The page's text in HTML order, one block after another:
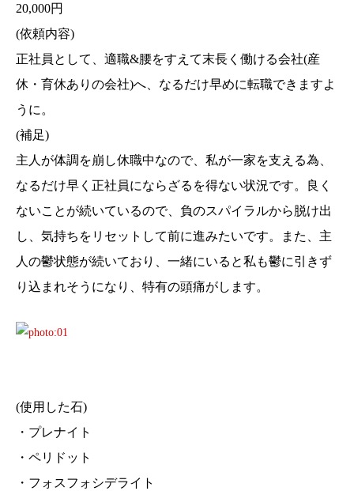
20,000円
(依頼内容)
正社員として、適職&腰をすえて末長く働ける会社(産
休・育休ありの会社)へ、なるだけ早めに転職できますよ
うに。
(補足)
主人が体調を崩し休職中なので、私が一家を支える為、
なるだけ早く正社員にならざるを得ない状況です。良く
ないことが続いているので、負のスパイラルから脱け出
し、気持ちをリセットして前に進みたいです。また、主
人の鬱状態が続いており、一緒にいると私も鬱に引きず
り込まれそうになり、特有の頭痛がします。
(使用した石)
・プレナイト
・ペリドット
・フォスフォシデライト